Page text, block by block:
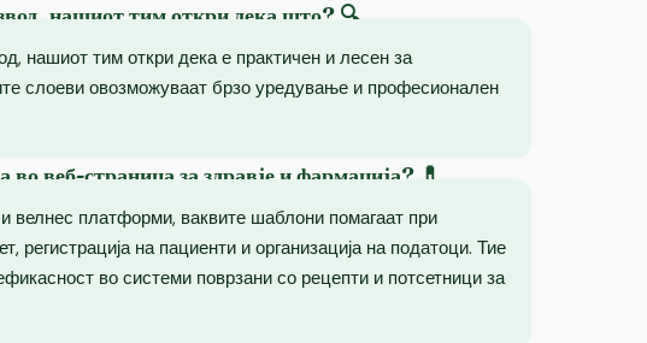
нашиот тим откри дека што? 🔍
нашиот тим откри дека е практичен и лесен за
слоеви овозможуваат брзо уредување и професионален
веб-страница за здравје и фармација? 💊
велнес платформи, ваквите шаблони помагаат при
регистрација на пациенти и организација на податоци. Тие
во системи поврзани со рецепти и потсетници за